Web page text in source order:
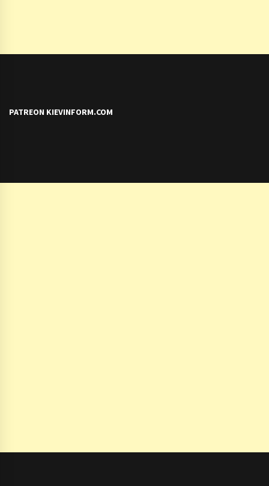
PATREON KIEVINFORM.COM